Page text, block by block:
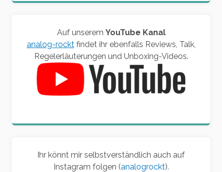
Auf unserem YouTube Kanal
analog-rocktfindet ihr ebenfalls Reviews, Talk,
Regelerläuterungen und Unboxing-Videos.
Ihr könnt mir selbstverständlich auch auf
Instagram folgen (analogrockt).